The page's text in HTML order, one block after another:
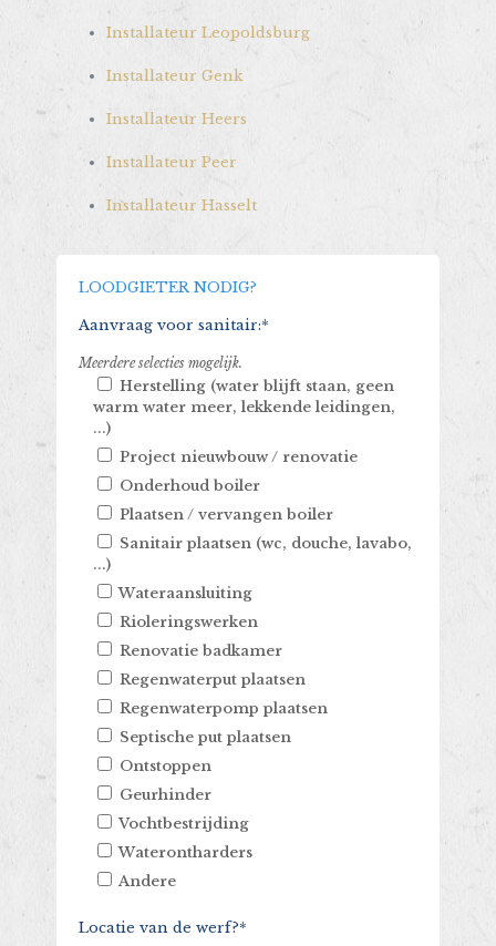
Installateur Leopoldsburg
Installateur Genk
Installateur Heers
Installateur Peer
Installateur Hasselt
LOODGIETER NODIG?
Aanvraag voor sanitair:*
Meerdere selecties mogelijk.
Herstelling (water blijft staan, geen
warm water meer, lekkende leidingen,
...)
Project nieuwbouw / renovatie
Onderhoud boiler
Plaatsen / vervangen boiler
Sanitair plaatsen (wc, douche, lavabo,
...)
Wateraansluiting
Rioleringswerken
Renovatie badkamer
Regenwaterput plaatsen
Regenwaterpomp plaatsen
Septische put plaatsen
Ontstoppen
Geurhinder
Vochtbestrijding
Waterontharders
Andere
Locatie van de werf?*